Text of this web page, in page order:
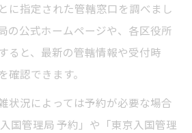
に指定された管轄窓口を調べまし
の公式ホームページや、各区役所
ると、最新の管轄情報や受付時
確認できます。
状況によっては予約が必要な場合
国管理局 予約」や「東京入国管理